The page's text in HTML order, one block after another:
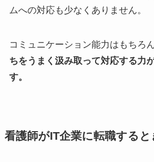
ムへの対応も少なくありません。
コミュニケーション能力はもちろん
ちをうまく汲み取って対応する力
す。
看護師がIT企業に転職する